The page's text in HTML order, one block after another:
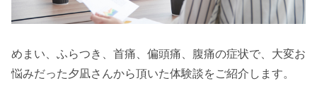
めまい、ふらつき、首痛、偏頭痛、腹痛の症状で、大変お
悩みだった夕凪さんから頂いた体験談をご紹介します。